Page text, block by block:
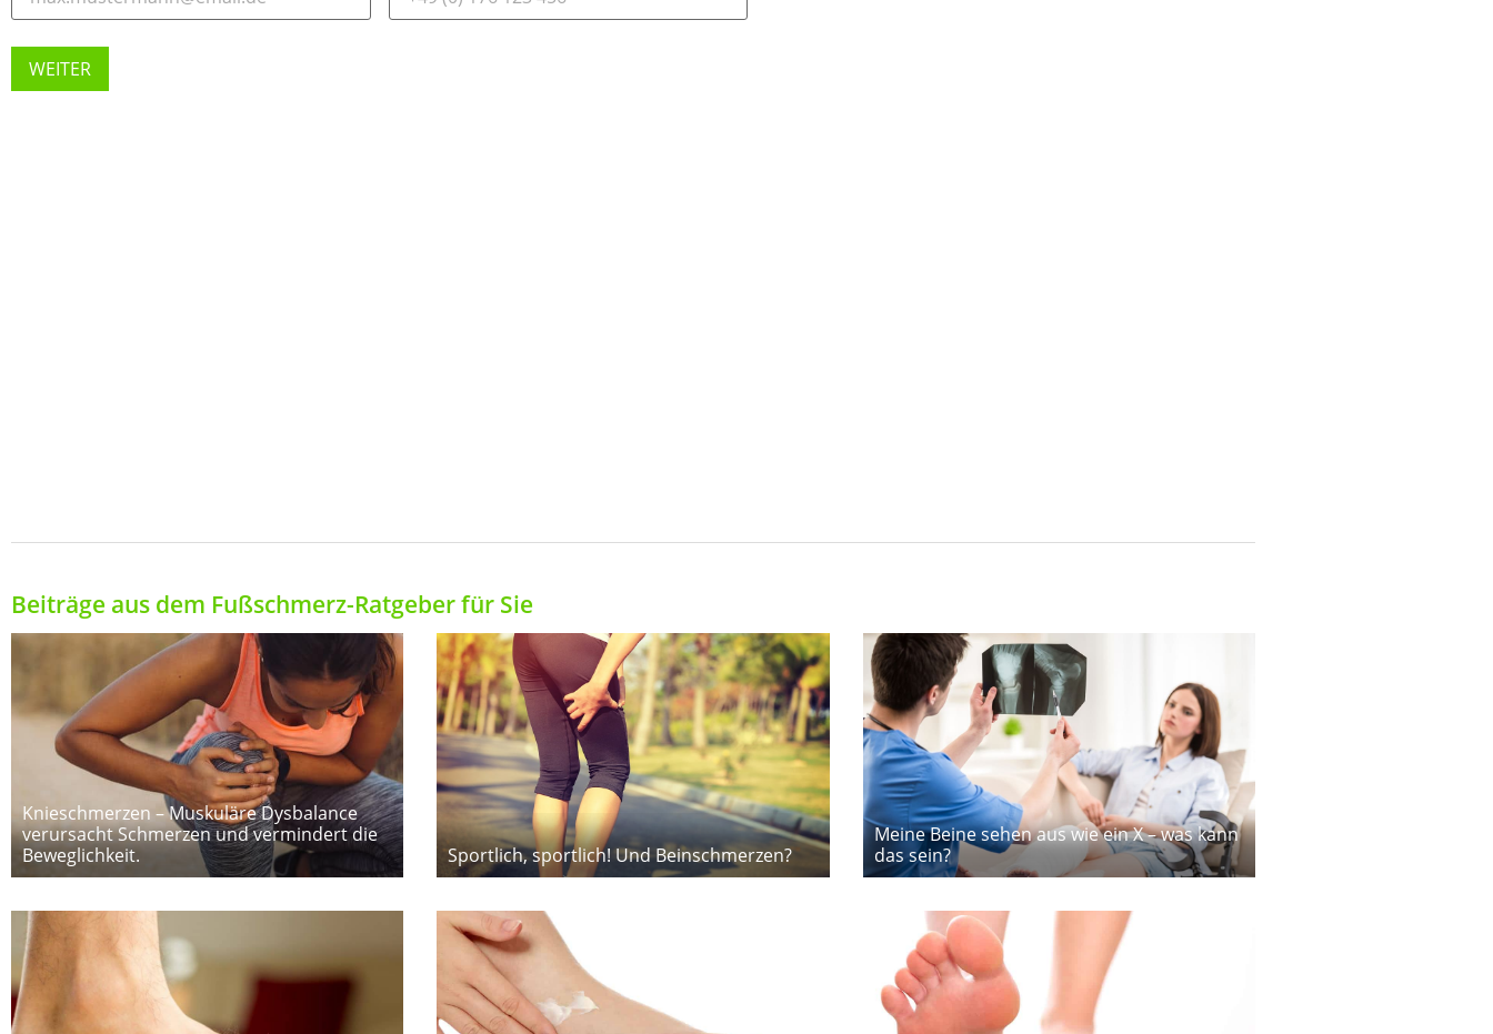
WEITER
Beiträge aus dem Fußschmerz-Ratgeber für Sie
Knieschmerzen – Muskuläre Dysbalance
verursacht Schmerzen und vermindert die
Beweglichkeit.
Sportlich, sportlich! Und Beinschmerzen?
Meine Beine sehen aus wie ein X – was kann
das sein?